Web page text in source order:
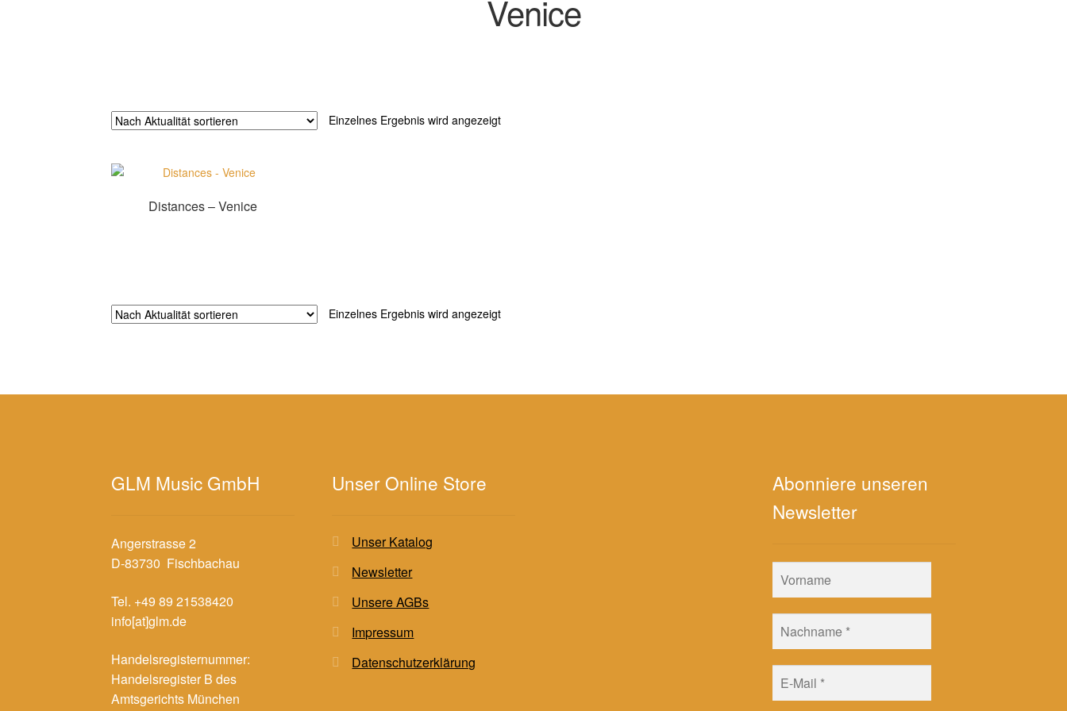
Venice
Einzelnes Ergebnis wird angezeigt
Distances – Venice
Einzelnes Ergebnis wird angezeigt
GLM Music GmbH
Angerstrasse 2
D-83730 Fischbachau
Tel. +49 89 21538420
info[at]glm.de
Handelsregisternummer:
Handelsregister B des
Amtsgerichts München
Unser Online Store
Unser Katalog
Newsletter
Unsere AGBs
Impressum
Datenschutzerklärung
Abonniere unseren
Newsletter